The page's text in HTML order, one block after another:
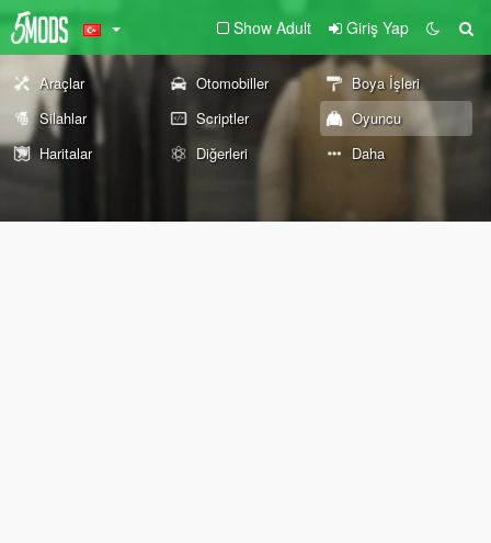
Show Adult Giriş Yap
Araçlar Otomobiller
Boya İşleri
Silahlar
Scriptler
Oyuncu
Haritalar
Diğerleri Daha